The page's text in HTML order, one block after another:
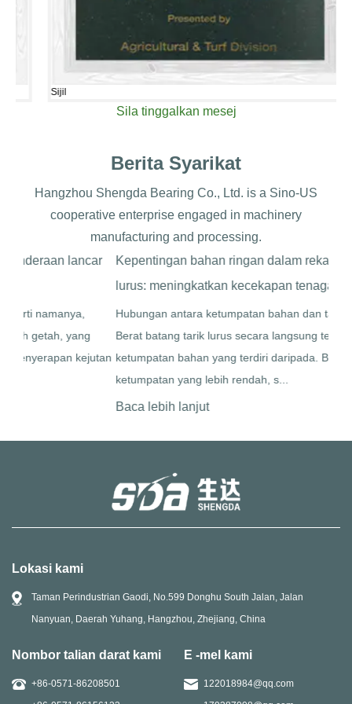
Sila tinggalkan mesej
Berita Syarikat
Hangzhou Shengda Bearing Co., Ltd. is a Sino-US
cooperative enterprise engaged in machinery
manufacturing and processing.
Kepentingan bahan ringan dalam reka bentuk rod tali
lurus: meningkatkan kecekapan tenaga dan fleksibiliti
Hubungan antara ketumpatan bahan dan tarik berat badan
Berat batang tarik lurus secara langsung terjejas oleh
ketumpatan bahan yang terdiri daripada. Bahan dengan
ketumpatan yang lebih rendah, s...
Lokasi kami
Taman Perindustrian Gaodi, No.599 Donghu South Jalan, Jalan
Nanyuan, Daerah Yuhang, Hangzhou, Zhejiang, China
Nombor talian darat kami
+86-0571-86208501
E -mel kami
122018984@qq.com